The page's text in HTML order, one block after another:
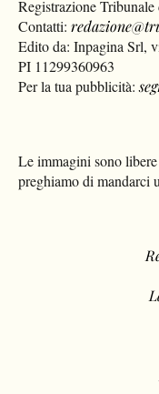
Registrazione
Contatti:
Edito da: Inpagina Srl,
PI 11299360963
Per la tua pubblicità:
Le immagini sono
preghiamo di mandarci